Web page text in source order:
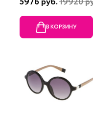
В КОРЗИНУ